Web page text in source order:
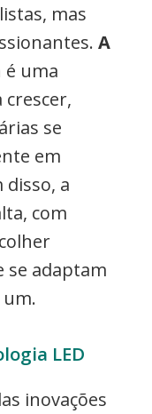
mas
A
é uma
se
em
a
com
se adaptam
um.
LED
inovações